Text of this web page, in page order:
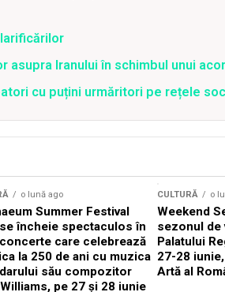
asupra Iranului în schimbul unui
cu puțini urmăritori pe rețele
o lună ago
Summer Festival
încheie spectaculos în
care celebrează
la 250 de ani cu muzica
său compozitor
pe 27 și 28 iunie
CULTURĂ o
Weekend
sezonul de
Palatului
27-28
Artă al